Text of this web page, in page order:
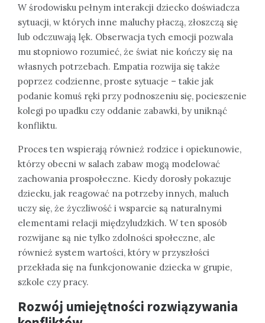
W środowisku pełnym interakcji dziecko doświadcza
sytuacji, w których inne maluchy płaczą, złoszczą się
lub odczuwają lęk. Obserwacja tych emocji pozwala
mu stopniowo rozumieć, że świat nie kończy się na
własnych potrzebach. Empatia rozwija się także
poprzez codzienne, proste sytuacje – takie jak
podanie komuś ręki przy podnoszeniu się, pocieszenie
kolegi po upadku czy oddanie zabawki, by uniknąć
konfliktu.
Proces ten wspierają również rodzice i opiekunowie,
którzy obecni w salach zabaw mogą modelować
zachowania prospołeczne. Kiedy dorosły pokazuje
dziecku, jak reagować na potrzeby innych, maluch
uczy się, że życzliwość i wsparcie są naturalnymi
elementami relacji międzyludzkich. W ten sposób
rozwijane są nie tylko zdolności społeczne, ale
również system wartości, który w przyszłości
przekłada się na funkcjonowanie dziecka w grupie,
szkole czy pracy.
Rozwój umiejętności rozwiązywania